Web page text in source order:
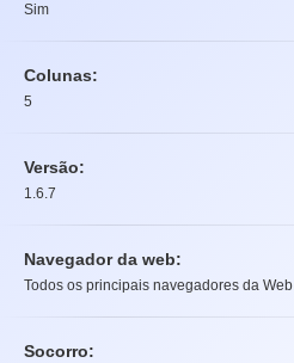
Sim
Colunas:
5
Versão:
1.6.7
Navegador da web:
Todos os principais navegadores da Web
Socorro: